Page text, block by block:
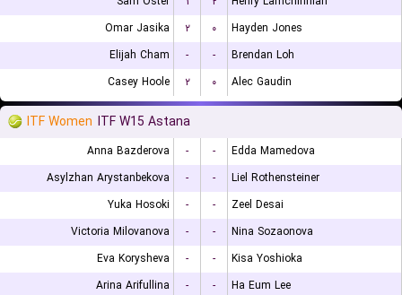
Omar Jasika
۲ ۰
Hayden Jones
Elijah Cham
- -
Brendan Loh
Casey Hoole
۲ ۰ Alec Gaudin
ITF Women ITF W15 Astana
Anna Bazderova - -
Edda Mamedova
Asylzhan Arystanbekova
- -
Liel Rothensteiner
Yuka Hosoki
- -
Zeel Desai
Victoria Milovanova
- -
Nina Sozaonova
Eva Korysheva
- -
Kisa Yoshioka
Arina Arifullina
- - Ha Eum Lee